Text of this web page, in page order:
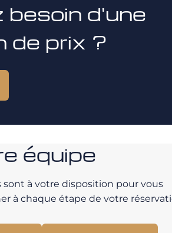
besoin d'une
de prix ?
équipe
sont à votre disposition pour vous
à chaque étape de votre